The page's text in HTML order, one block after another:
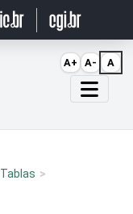
Tablas
A+ A- A